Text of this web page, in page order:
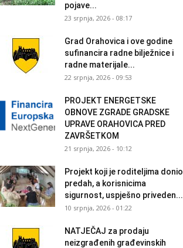
pojave...
23 srpnja, 2026 - 08:17
Grad Orahovica i ove godine
sufinancira radne bilježnice i
radne materijale...
22 srpnja, 2026 - 09:53
PROJEKT ENERGETSKE
OBNOVE ZGRADE GRADSKE
UPRAVE ORAHOVICA PRED
ZAVRŠETKOM
21 srpnja, 2026 - 10:12
Projekt koji je roditeljima donio
predah, a korisnicima
sigurnost, uspješno priveden...
10 srpnja, 2026 - 01:22
NATJEČAJ za prodaju
neizgrađenih građevinskih